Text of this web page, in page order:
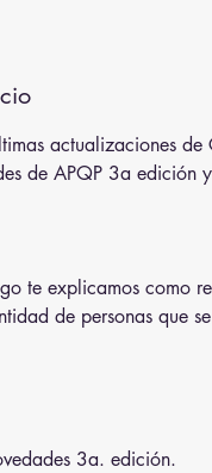
actualizaciones
de APQP 3a edición
te explicamos como
de personas que
3a. edición.